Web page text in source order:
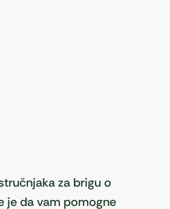
za brigu o
je da vam pomogne